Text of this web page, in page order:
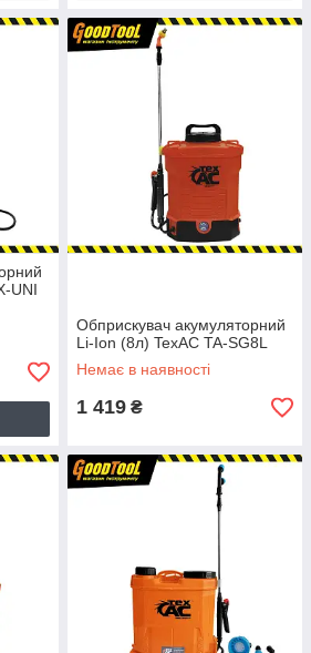
UNI
Обприскувач акумуляторний
Li-Ion (8л) TexAC TA-SG8L
Немає в наявності
1 419 ₴